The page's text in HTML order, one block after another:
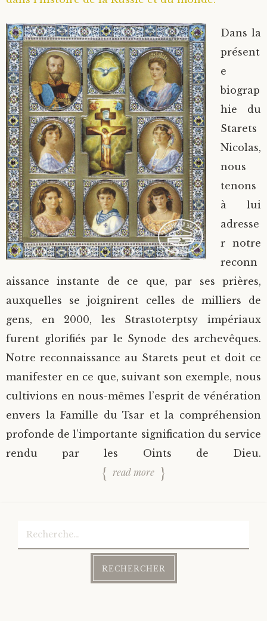
Dans la
présent
e
biograp
hie du
Starets
Nicolas,
nous
tenons
à lui
adresse
r notre
reconn
aissance instante de ce que, par ses prières,
auxquelles se joignirent celles de milliers de
gens, en 2000, les Strastoterptsy impériaux
furent glorifiés par le Synode des archevêques.
Notre reconnaissance au Starets peut et doit ce
manifester en ce que, suivant son exemple, nous
cultivions en nous-mêmes l’esprit de vénération
envers la Famille du Tsar et la compréhension
profonde de l’importante signification du service
rendu par les Oints de Dieu.
read more